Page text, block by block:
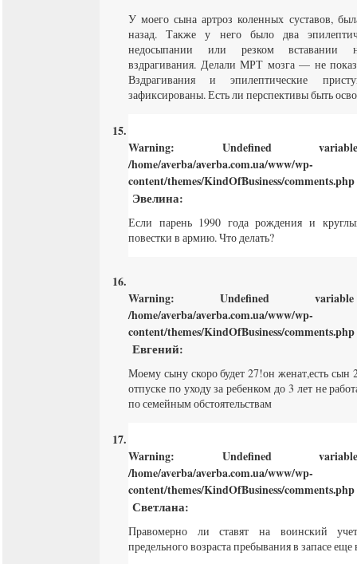
У моего сына артроз коленных суставов,
назад. Также у него было два
недосыпании или резком вставании
вздрагивания. Делали МРТ мозга — не
Вздрагивания и эпилептические
зафиксированы. Есть ли перспективы быть
Warning: Undefined
/home/averba/averba.com.ua/www/wp-
content/themes/KindOfBusiness/comments.php
Эвелина:
Если парень 1990 года рождения и
повестки в армию. Что делать?
Warning: Undefined
/home/averba/averba.com.ua/www/wp-
content/themes/KindOfBusiness/comments.php
Евгений:
Моему сыну скоро будет 27!он женат,есть сын
отпуске по уходу за ребенком до 3 лет не
по семейным обстоятельствам
Warning: Undefined
/home/averba/averba.com.ua/www/wp-
content/themes/KindOfBusiness/comments.php
Светлана:
Правомерно ли ставят на воинский
предельного возраста пребывания в запасе еще